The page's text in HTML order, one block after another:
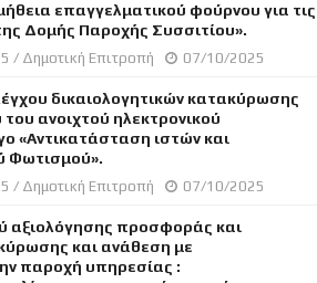
επαγγελματικού φούρνου για τις
Δομής Παροχής Συσσιτίου».
/ Δημοτική Επιτροπή 07/10/2025
δικαιολογητικών κατακύρωσης
ανοιχτού ηλεκτρονικού
«Αντικατάσταση ιστών και
Φωτισμού».
/ Δημοτική Επιτροπή 07/10/2025
αξιολόγησης προσφοράς και
και ανάθεση με
παροχή υπηρεσίας :